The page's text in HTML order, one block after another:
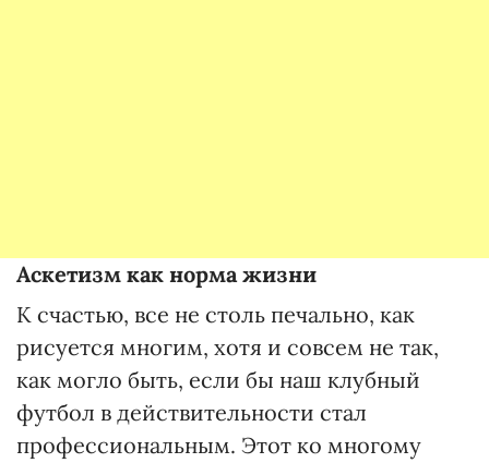
Аскетизм как норма жизни
К счастью, все не столь печально, как
рисуется многим, хотя и совсем не так,
как могло быть, если бы наш клубный
футбол в действительности стал
профессиональным. Этот ко многому